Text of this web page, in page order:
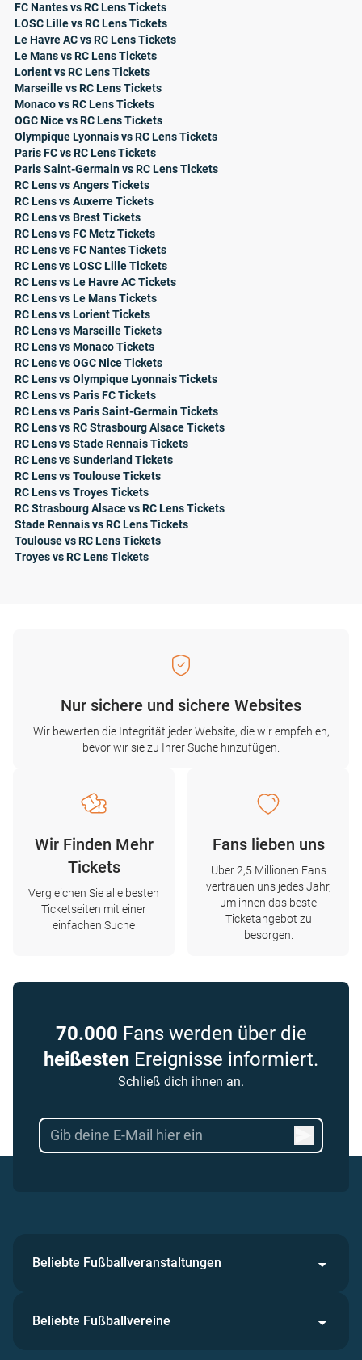
FC Nantes vs RC Lens Tickets
LOSC Lille vs RC Lens Tickets
Le Havre AC vs RC Lens Tickets
Le Mans vs RC Lens Tickets
Lorient vs RC Lens Tickets
Marseille vs RC Lens Tickets
Monaco vs RC Lens Tickets
OGC Nice vs RC Lens Tickets
Olympique Lyonnais vs RC Lens Tickets
Paris FC vs RC Lens Tickets
Paris Saint-Germain vs RC Lens Tickets
RC Lens vs Angers Tickets
RC Lens vs Auxerre Tickets
RC Lens vs Brest Tickets
RC Lens vs FC Metz Tickets
RC Lens vs FC Nantes Tickets
RC Lens vs LOSC Lille Tickets
RC Lens vs Le Havre AC Tickets
RC Lens vs Le Mans Tickets
RC Lens vs Lorient Tickets
RC Lens vs Marseille Tickets
RC Lens vs Monaco Tickets
RC Lens vs OGC Nice Tickets
RC Lens vs Olympique Lyonnais Tickets
RC Lens vs Paris FC Tickets
RC Lens vs Paris Saint-Germain Tickets
RC Lens vs RC Strasbourg Alsace Tickets
RC Lens vs Stade Rennais Tickets
RC Lens vs Sunderland Tickets
RC Lens vs Toulouse Tickets
RC Lens vs Troyes Tickets
RC Strasbourg Alsace vs RC Lens Tickets
Stade Rennais vs RC Lens Tickets
Toulouse vs RC Lens Tickets
Troyes vs RC Lens Tickets
Nur sichere und sichere Websites
Wir bewerten die Integrität jeder Website, die wir empfehlen,
bevor wir sie zu Ihrer Suche hinzufügen.
Wir Finden Mehr
Tickets
Vergleichen Sie alle besten
Ticketseiten mit einer
einfachen Suche
Fans lieben uns
Über 2,5 Millionen Fans
vertrauen uns jedes Jahr,
um ihnen das beste
Ticketangebot zu
besorgen.
70.000 Fans werden über die
heißesten Ereignisse informiert.
Schließ dich ihnen an.
Beliebte Fußballveranstaltungen
Beliebte Fußballvereine